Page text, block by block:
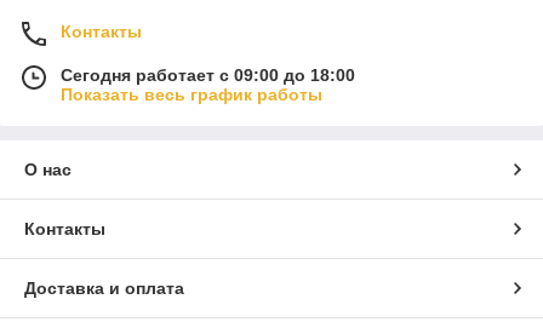
Контакты
Сегодня работает с 09:00 до 18:00
Показать весь график работы
О нас
Контакты
Доставка и оплата